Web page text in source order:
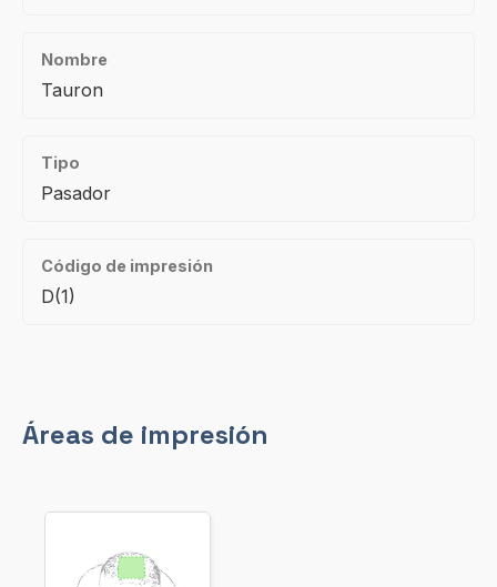
Nombre
Tauron
Tipo
Pasador
Código de impresión
D(1)
Áreas de impresión